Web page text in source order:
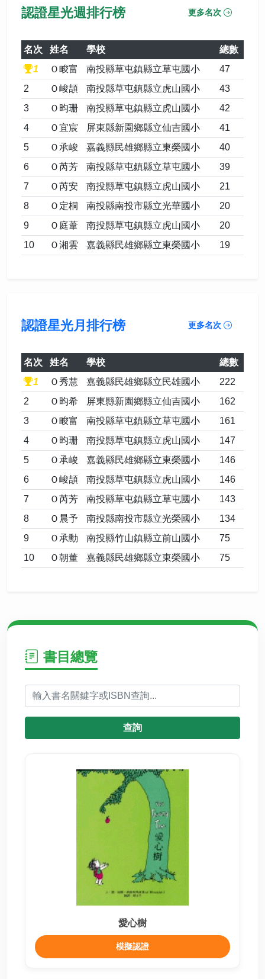
認證星光週排行榜 更多名次
名次 姓名 學校
總數
1
Ｏ畯富 南投縣草屯鎮縣立草屯國小
47
2
Ｏ峻頡 南投縣草屯鎮縣立虎山國小
43
3
Ｏ昀珊 南投縣草屯鎮縣立虎山國小
42
4
Ｏ宜宸 屏東縣新園鄉縣立仙吉國小
41
5
Ｏ承峻 嘉義縣民雄鄉縣立東榮國小
40
6
Ｏ芮芳 南投縣草屯鎮縣立草屯國小
39
7
Ｏ芮安 南投縣草屯鎮縣立虎山國小
21
8
Ｏ定桐 南投縣南投市縣立光華國小
20
9
Ｏ庭葦 南投縣草屯鎮縣立虎山國小
20
10
Ｏ湘雲 嘉義縣民雄鄉縣立東榮國小 19
認證星光月排行榜 更多名次
名次 姓名 學校
總數
1
Ｏ秀慧 嘉義縣民雄鄉縣立民雄國小
222
2
Ｏ昀希 屏東縣新園鄉縣立仙吉國小
162
3
Ｏ畯富 南投縣草屯鎮縣立草屯國小
161
4
Ｏ昀珊 南投縣草屯鎮縣立虎山國小
147
5
Ｏ承峻 嘉義縣民雄鄉縣立東榮國小
146
6
Ｏ峻頡 南投縣草屯鎮縣立虎山國小
146
7
Ｏ芮芳 南投縣草屯鎮縣立草屯國小
143
8
Ｏ晨予 南投縣南投市縣立光榮國小
134
9
Ｏ承勳 南投縣竹山鎮縣立前山國小
75
10
Ｏ朝董 嘉義縣民雄鄉縣立東榮國小 75
書目總覽
查詢
愛心樹
模擬認證